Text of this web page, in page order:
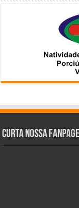
Curta Nossa